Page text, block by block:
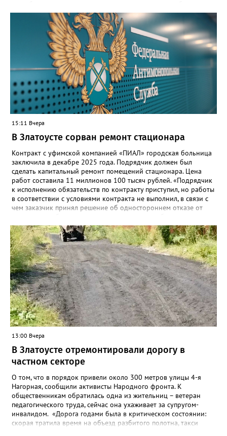
региональном министерстве образования. - Платформа ТОР
“Моя школа” объединит все школьные сервисы в единую
безопасную государственную экосистему. Предполагается, что
переход пройдёт максимально комфортно для пользователей».
Привычные функции - оценки, расписание, домашние задания,
связь с учителями, знакомые пользователям экосистемы
«Госуслуги Моя школа», не просто сохранятся, они будут
собраны в одном месте, подчеркнули в ведомстве. Причём в
этом случае переход на ТОР станет вообще незаметным.
15:11 Вчера
В Златоусте сорван ремонт стационара
Контракт с уфимской компанией «ПИАЛ» городская больница
заключила в декабре 2025 года. Подрядчик должен был
сделать капитальный ремонт помещений стационара. Цена
работ составила 11 миллионов 100 тысяч рублей. «Подрядчик
к исполнению обязательств по контракту приступил, но работы
в соответствии с условиями контракта не выполнил, в связи с
чем заказчик принял решение об одностороннем отказе от
Челябинском УФАС. Антимонопольная служба приняла
решение включить ООО «ПИАЛ» в реестр недобросовестных
поставщиков. В чёрном списке уфимский подрядчик будет два
года.
13:00 Вчера
В Златоусте отремонтировали дорогу в
частном секторе
О том, что в порядок привели около 300 метров улицы 4-я
Нагорная, сообщили активисты Народного фронта. К
общественникам обратилась одна из жительниц – ветеран
педагогического труда, сейчас она ухаживает за супругом-
инвалидом. «Дорога годами была в критическом состоянии:
скорая тратила время на объезд разбитого полотна, такси